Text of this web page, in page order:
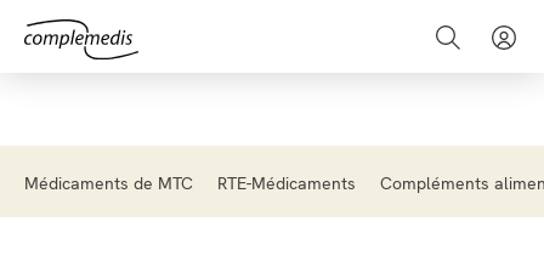
Médicaments de MTC RTE-Médicaments Compléments